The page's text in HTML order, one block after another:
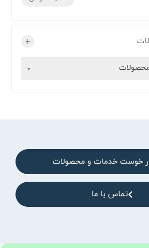
+
خوست خدمات و محصولات
تماس با ما